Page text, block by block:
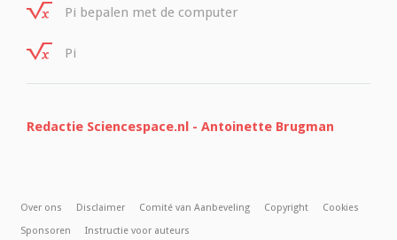
Pi bepalen met de computer
Pi
Redactie Sciencespace.nl - Antoinette Brugman
Over ons Disclaimer Comité van Aanbeveling Copyright
Cookies
Sponsoren
Instructie voor auteurs